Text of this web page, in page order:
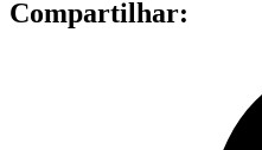
Compartilhar: